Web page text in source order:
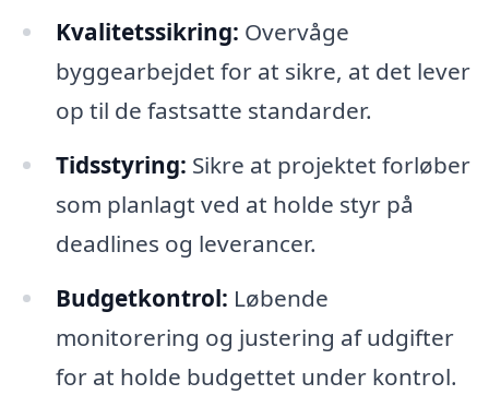
Kvalitetssikring: Overvåge
byggearbejdet for at sikre, at det lever
op til de fastsatte standarder.
Tidsstyring: Sikre at projektet forløber
som planlagt ved at holde styr på
deadlines og leverancer.
Budgetkontrol: Løbende
monitorering og justering af udgifter
for at holde budgettet under kontrol.